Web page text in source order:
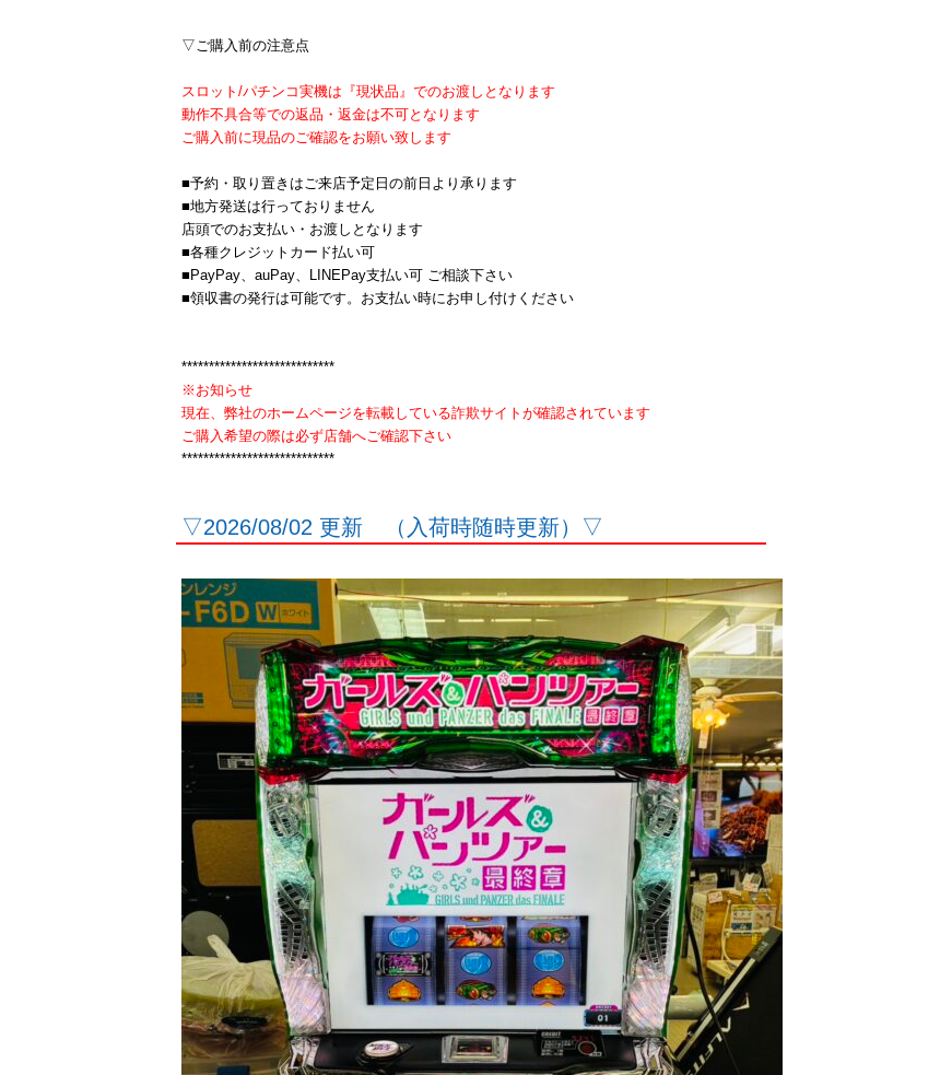
▽ご購入前の注意点
スロット/パチンコ実機は『現状品』でのお渡しとなります
動作不具合等での返品・返金は不可となります
ご購入前に現品のご確認をお願い致します
■予約・取り置きはご来店予定日の前日より承ります
■地方発送は行っておりません
店頭でのお支払い・お渡しとなります
■各種クレジットカード払い可
■PayPay、auPay、LINEPay支払い可 ご相談下さい
■領収書の発行は可能です。お支払い時にお申し付けください
****************************
※お知らせ
現在、弊社のホームページを転載している詐欺サイトが確認されています
ご購入希望の際は必ず店舗へご確認下さい
****************************
▽2026/08/02 更新 （入荷時随時更新）▽